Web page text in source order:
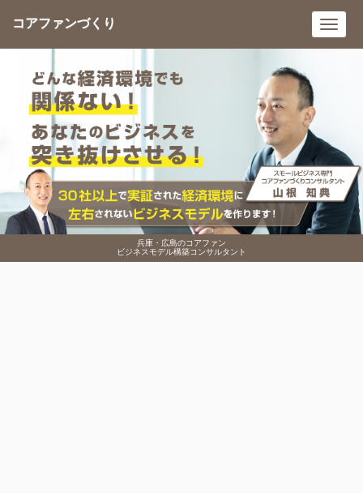
兵庫・広島のコアファン
ビジネスモデル構築コンサルタント
コアファンづくり